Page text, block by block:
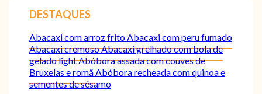
DESTAQUES
Abacaxi com arroz frito Abacaxi com peru fumado
Abacaxi cremosoAbacaxi grelhado com bola de
gelado lightAbóbora assada com couves de
Bruxelas e romãAbóbora recheada com quinoa e
sementes de sésamo